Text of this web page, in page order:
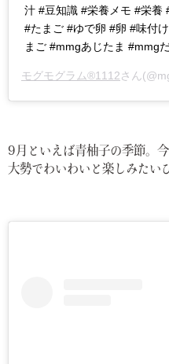
汁 #豆知識 #栄養メモ #栄養
#たまご #ゆで卵 #卵 #味付
まご #mmgあじたま #mmg
モグモグラム®️1112さん
9月といえば青柚子の季節。
大勢でわいわいと楽しみたい